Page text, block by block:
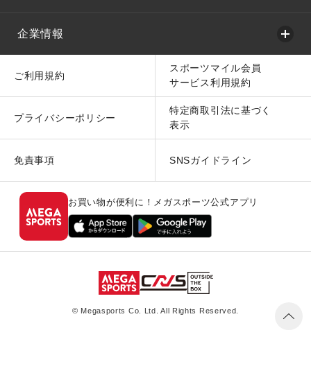
企業情報
ご利用規約
スポーツマイル会員
サービス利用規約
プライバシーポリシー
特定商取引法に基づく
表示
免責事項 SNSガイドライン
お買い物が便利に！メガスポーツ公式アプリ
© Megasports Co. Ltd. All Rights Reserved.